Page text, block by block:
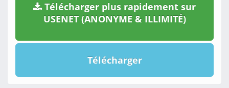
Télécharger plus rapidement sur
USENET (ANONYME & ILLIMITÉ)
Télécharger